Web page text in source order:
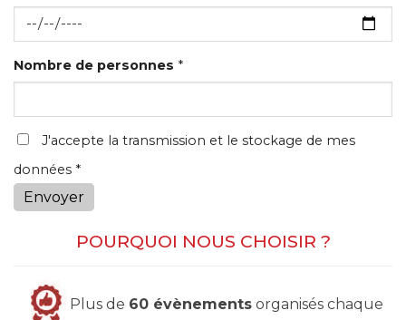
Nombre de personnes *
J'accepte la transmission et le stockage de mes
données *
Envoyer
POURQUOI NOUS CHOISIR ?
Plus de 60 évènementsorganisés chaque